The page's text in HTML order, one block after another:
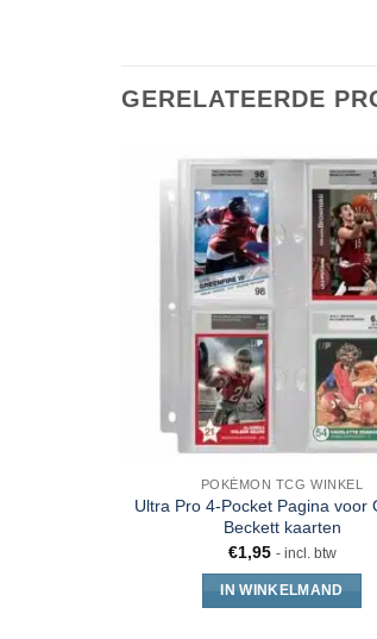
GERELATEERDE
POKÉMON TCG WINKEL
Ultra Pro 4-Pocket Pagina voor
Beckett kaarten
€1,95 - incl. btw
IN WINKELMAND